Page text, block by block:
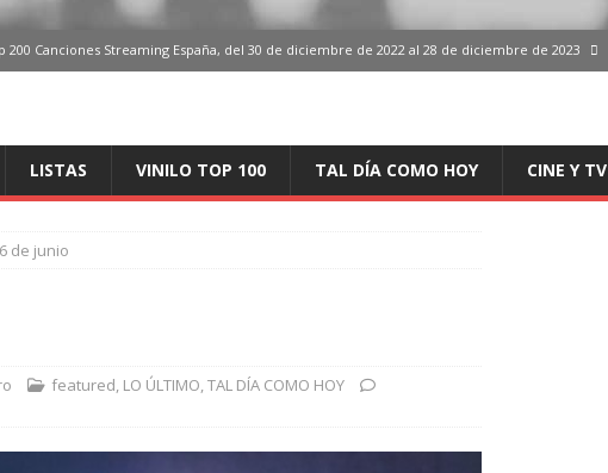
200 Canciones Streaming España, del 30 de diciembre de 2022 al 28 de diciembre de 2023
LISTAS VINILO TOP 100 TAL DÍA COMO HOY CINE Y TV
de junio
featured, LO ÚLTIMO,TAL DÍA COMO HOY